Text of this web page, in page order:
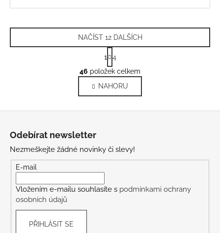
O
v
l
á
d
p
r
k
NAČÍST 12 DALŠÍCH
S
t
r
á
n
k
í
1
4
46 položek celkem
NAHORU
Odebírat newsletter
Nezmeškejte žádné novinky či slevy!
E-mail
Vložením e-mailu souhlasíte s podmínkami ochrany
osobních údajů
PŘIHLÁSIT SE